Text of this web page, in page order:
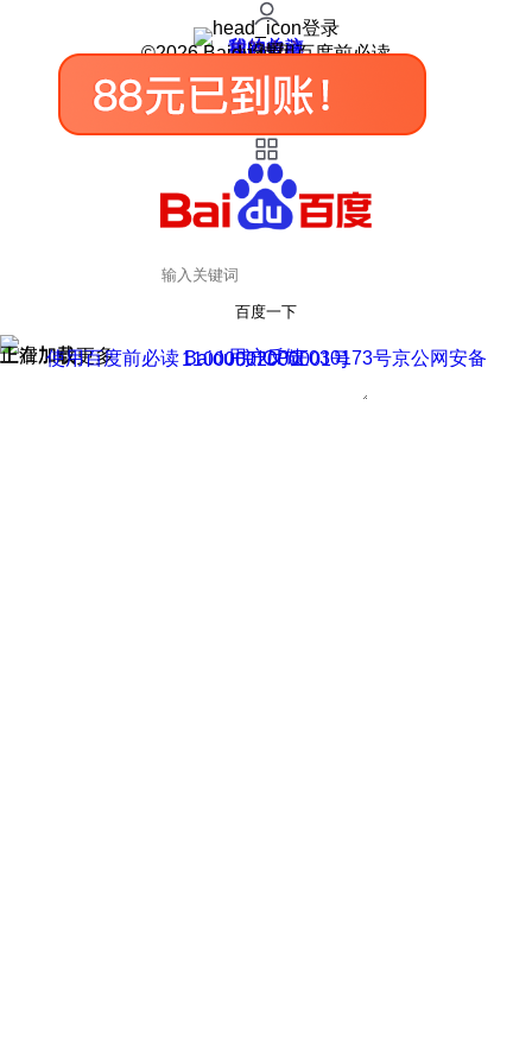
登录
我的关注
我的收藏
皮肤中心
用户反馈
设置
©2026 Baidu 使用百度前必读
百度一下
正在加载
上滑加载更多 用户反馈
使用百度前必读 Baidu 京ICP证030173号
京公网安备11000002000001号